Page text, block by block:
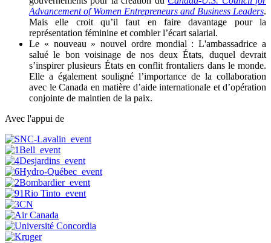
Advancement of Women Entrepreneurs and Business Leaders.
Mais elle croit qu’il faut en faire davantage pour la
représentation féminine et combler l’écart salarial.
Le « nouveau » nouvel ordre mondial : L'ambassadrice a
salué le bon voisinage de nos deux États, duquel devrait
s’inspirer plusieurs États en conflit frontaliers dans le monde.
Elle a également souligné l’importance de la collaboration
avec le Canada en matière d’aide internationale et d’opération
conjointe de maintien de la paix.
Avec l'appui de